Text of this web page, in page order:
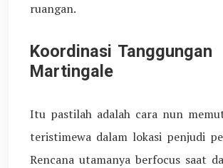
ruangan.
Koordinasi Tanggungan
Martingale
Itu pastilah adalah cara nun
teristimewa dalam lokasi penjudi
Rencana utamanya berfocus saat